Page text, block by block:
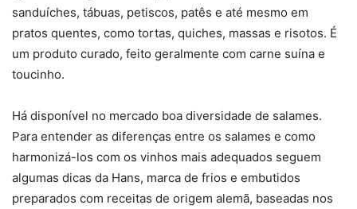
sanduíches, tábuas, petiscos, patês e até mesmo em
pratos quentes, como tortas, quiches, massas e risotos. É
um produto curado, feito geralmente com carne suína e
toucinho.
Há disponível no mercado boa diversidade de salames.
Para entender as diferenças entre os salames e como
harmonizá-los com os vinhos mais adequados seguem
algumas dicas da Hans, marca de frios e embutidos
preparados com receitas de origem alemã, baseadas nos